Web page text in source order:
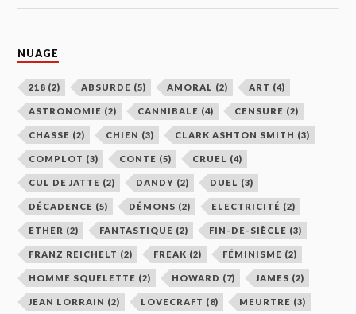
NUAGE
218 (2) ABSURDE (5) AMORAL (2) ART (4)
ASTRONOMIE (2) CANNIBALE (4) CENSURE (2)
CHASSE (2) CHIEN (3) CLARK ASHTON SMITH (3)
COMPLOT (3) CONTE (5) CRUEL (4)
CUL DE JATTE (2) DANDY (2) DUEL (3)
DÉCADENCE (5) DÉMONS (2) ELECTRICITÉ (2)
ETHER (2) FANTASTIQUE (2) FIN-DE-SIÈCLE (3)
FRANZ REICHELT (2) FREAK (2) FÉMINISME (2)
HOMME SQUELETTE (2) HOWARD (7) JAMES (2)
JEAN LORRAIN (2) LOVECRAFT (8) MEURTRE (3)